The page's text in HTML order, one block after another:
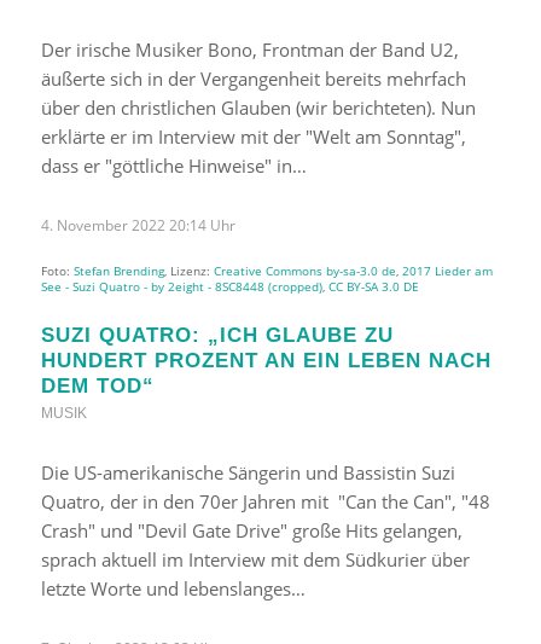
Der irische Musiker Bono, Frontman der Band U2,
äußerte sich in der Vergangenheit bereits mehrfach
über den christlichen Glauben (wir berichteten). Nun
erklärte er im Interview mit der "Welt am Sonntag",
dass er "göttliche Hinweise" in…
4. November 2022 20:14 Uhr
Foto: Stefan Brending, Lizenz: Creative Commons by-sa-3.0 de 2017 Lieder am
See - Suzi Quatro - by 2eight - 8SC8448 (cropped), CC BY-SA 3.0 DE
SUZI QUATRO: „ICH GLAUBE ZU
HUNDERT PROZENT AN EIN LEBEN NACH
DEM TOD“
MUSIK
Die US-amerikanische Sängerin und Bassistin Suzi
Quatro, der in den 70er Jahren mit "Can the Can", "48
Crash" und "Devil Gate Drive" große Hits gelangen,
sprach aktuell im Interview mit dem Südkurier über
letzte Worte und lebenslanges…